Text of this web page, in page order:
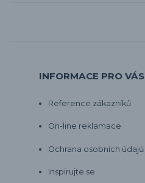
INFORMACE PRO VÁS
Reference zákazníků
On-line reklamace
Ochrana osobních údajů
Inspirujte se